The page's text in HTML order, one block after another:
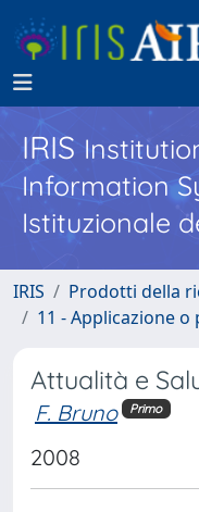
IRIS
Information
Istituzionale
IRIS
Prodotti della
11 - Applicazione
Attualità e
F. Bruno Primo
2008